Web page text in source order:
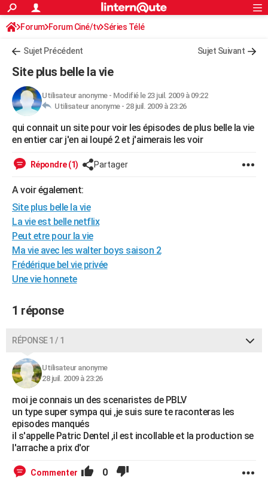
ACTUALITÉS
Politique
Société
Faits Divers
Education
Monde
Villes
+
FINANCE
Retraite
Impôts
Epargne
Immobilier
Risques naturels par ville
Banque
Assurance
Crédit
AUTO
Essais
Réserver un essai
Citadines
Berlines
SUV
Forum auto
+HIGH-TECH
Mobiles
Meilleur smartphone
Internet
Ordinateurs
Jeux vidéo
Guide high-tech
BRICOLAGE
WEEK-END
Guides de France
Escapades
Patrimoine
Expositions
Musées
Week-end nature
+LIFESTYLE
Art de vivre
Bien-être
Loisirs
ModeModes de vie
SANTE
Alimentation
Guide de la santé
Maladies
Médicaments
Sommeil
Destinations
City break
Voyage nature
Voyage de noces
Forum
Climat
+PHOTO
GUIDES D'ACHAT
Carte de Noël
Carte Bonne année
Carte Saint-Valentin
Carte Pâques
Carte d'anniversaire
DICTIONNAIRE
Dictionnaire
Biographies
Citations
Expressions
Proverbes
PROGRAMME TV
COPAINS D'AVANT
S'inscrire
Se connecter
Lycées
Collèges
Primaires
Universités
Entreprises
Service militaire
Avis de recherche
AVIS DE DÉCÈS
FORUM
S'inscrire
Connexion
Forum Forum Ciné/tv Séries Télé
Sujet Précédent Sujet Suivant
Site plus belle la vie
Utilisateur anonyme- Modifié le 23 juil. 2009 à 09:22
Utilisateur anonyme - 28 juil. 2009 à 23:26
qui connait un site pour voir les épisodes de plus belle la vie
en entier car j'en ai loupé 2 et j'aimerais les voir
Répondre (1) Partager
A voir également:
Site plus belle la vie
La vie est belle netflix
Peut etre pour la vie
Ma vie avec les walter boys saison 2
Frédérique bel vie privée
Une vie honnete
1 réponse
RÉPONSE 1 / 1
Utilisateur anonyme
28 juil. 2009 à 23:26
moi je connais un des scenaristes de PBLV
un type super sympa qui ,je suis sure te raconteras les
episodes manqués
il s'appelle Patric Dentel ,il est incollable et la production se
l'arrache a prix d'or
Commenter 0